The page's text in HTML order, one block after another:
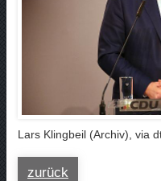
Lars Klingbeil (Archiv), via
zurück